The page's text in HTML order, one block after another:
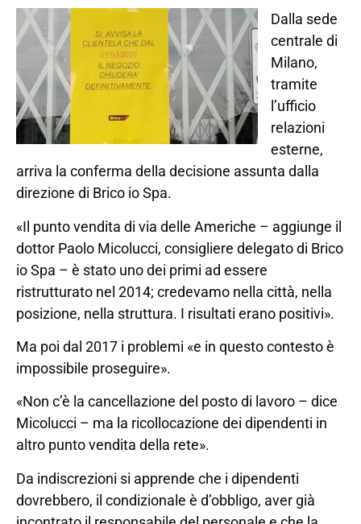
Dalla sede
centrale di
Milano,
tramite
l’ufficio
relazioni
esterne,
arriva la conferma della decisione assunta dalla
direzione di Brico io Spa.
«Il punto vendita di via delle Americhe – aggiunge il
dottor Paolo Micolucci, consigliere delegato di Brico
io Spa – è stato uno dei primi ad essere
ristrutturato nel 2014; credevamo nella città, nella
posizione, nella struttura. I risultati erano positivi».
Ma poi dal 2017 i problemi «e in questo contesto è
impossibile proseguire».
«Non c’è la cancellazione del posto di lavoro – dice
Micolucci – ma la ricollocazione dei dipendenti in
altro punto vendita della rete».
Da indiscrezioni si apprende che i dipendenti
dovrebbero, il condizionale è d’obbligo, aver già